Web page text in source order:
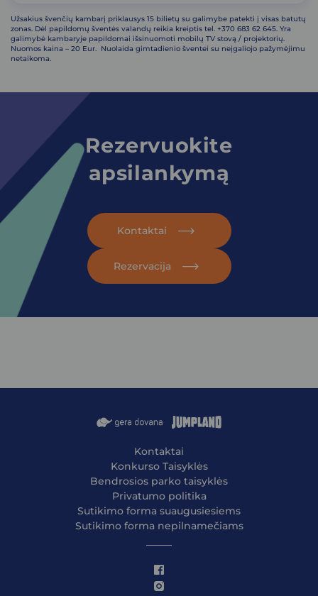
Užsakius švenčių kambarį priklausys 15 bilietų su galimybe patekti į visas batutų
zonas. Dėl papildomų šventės valandų reikia kreiptis tel. +370 683 62 645. Yra
galimybė kambaryje papildomai išsinuomoti mobilų TV stovą / projektorių.
Nuomos kaina – 20 Eur. Nuolaida gimtadienio šventei su neįgaliojo pažymėjimu
netaikoma.
Rezervuokite
apsilankymą
Kontaktai
Rezervacija
Kontaktai
Konkurso Taisyklės
Bendrosios parko taisyklės
Privatumo politika
Sutikimo forma suaugusiesiems
Sutikimo forma nepilnamečiams